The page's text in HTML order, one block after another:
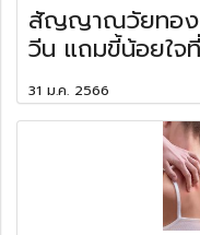
สัญญาณวัยทอง
วีน แถมขี้น้อยใจ
31 ม.ค. 2566